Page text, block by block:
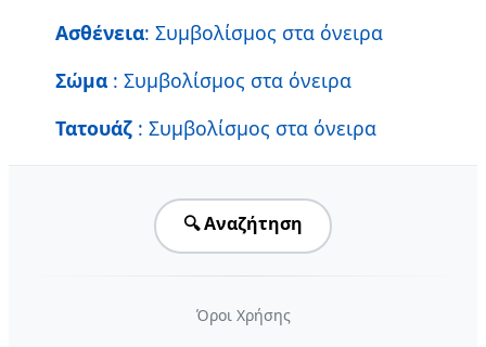
Ασθένεια: Συμβολίσμος στα όνειρα
Σώμα : Συμβολίσμος στα όνειρα
Τατουάζ : Συμβολίσμος στα όνειρα
🔍 Αναζήτηση
Όροι Χρήσης